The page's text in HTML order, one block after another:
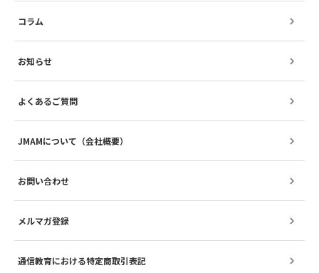
コラム
お知らせ
よくあるご質問
JMAMについて（会社概要）
お問い合わせ
メルマガ登録
通信教育における特定商取引表記